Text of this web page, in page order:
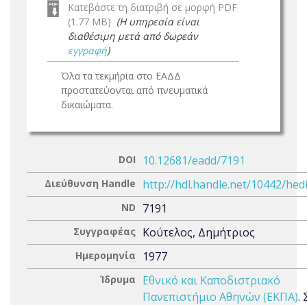
Κατεβάστε τη διατριβή σε μορφή PDF
(1.77 MB) (Η υπηρεσία είναι
διαθέσιμη μετά από δωρεάν
εγγραφή)
Όλα τα τεκμήρια στο ΕΑΔΔ
προστατεύονται από πνευματικά
δικαιώματα.
DOI 10.12681/eadd/7191
Διεύθυνση Handle http://hdl.handle.net/10442/
ND 7191
Συγγραφέας Κούτελος, Δημήτριος
Ημερομηνία 1977
Ίδρυμα
Εθνικό και Καποδιστριακό
Πανεπιστήμιο Αθηνών (ΕΚΠΑ).